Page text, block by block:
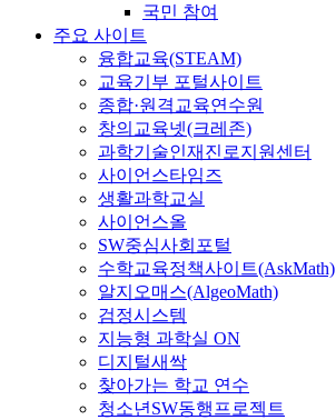
국민 참여
주요 사이트
융합교육(STEAM)
교육기부 포털사이트
종합·원격교육연수원
창의교육넷(크레존)
과학기술인재진로지원센터
사이언스타임즈
생활과학교실
사이언스올
SW중심사회포털
수학교육정책사이트(AskMath)
알지오매스(AlgeoMath)
검정시스템
지능형 과학실 ON
디지털새싹
찾아가는 학교 연수
청소년SW동행프로젝트